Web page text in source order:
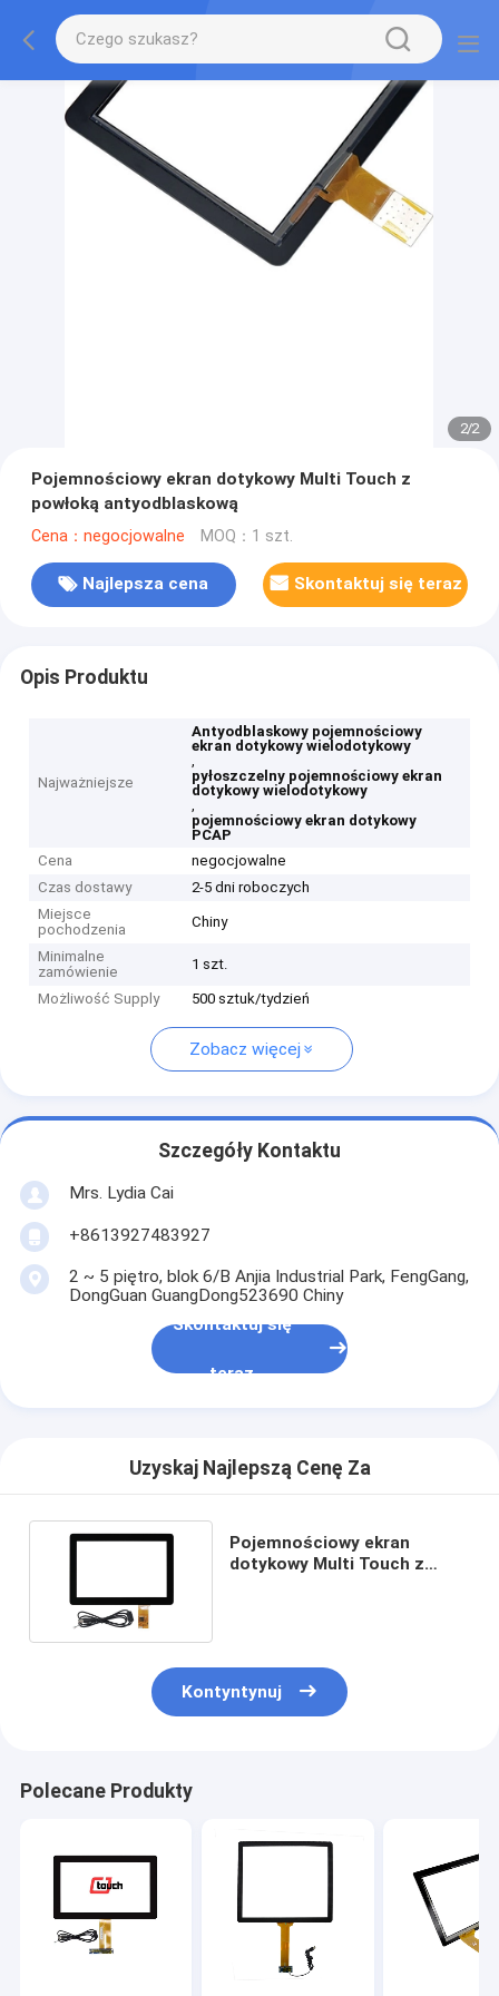
2/2
Pojemnościowy ekran dotykowy Multi Touch z
powłoką antyodblaskową
Cena：negocjowalne MOQ：1 szt.
Najlepsza cena Skontaktuj się teraz
Opis Produktu
Najważniejsze
Antyodblaskowy pojemnościowy
ekran dotykowy wielodotykowy
,
pyłoszczelny pojemnościowy ekran
dotykowy wielodotykowy
,
pojemnościowy ekran dotykowy
PCAP
Cena
negocjowalne
Czas dostawy
2-5 dni roboczych
Miejsce
pochodzenia
Chiny
Minimalne
zamówienie
1 szt.
Możliwość Supply 500 sztuk/tydzień
Zobacz więcej
Szczegóły Kontaktu
Mrs. Lydia Cai
+8613927483927
2 ~ 5 piętro, blok 6/B Anjia Industrial Park, FengGang,
DongGuan GuangDong523690 Chiny
Skontaktuj się
teraz
Uzyskaj Najlepszą Cenę Za
Pojemnościowy ekran
dotykowy Multi Touch z
Kontyntynuj
Polecane Produkty